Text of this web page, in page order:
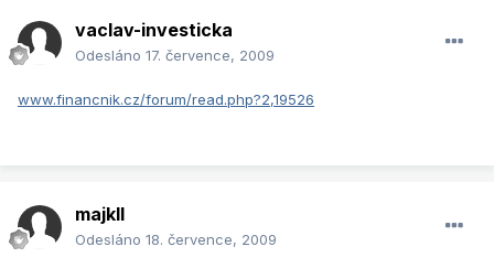
vaclav-investicka
Odesláno 17. července, 2009
www.financnik.cz/forum/read.php?2,19526
majkll
Odesláno 18. července, 2009